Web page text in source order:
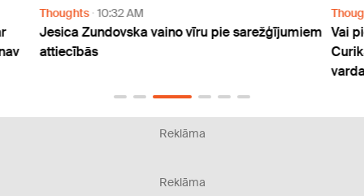
Thoughts 10:32 AM
Jesica Zundovska vaino vīru pie sarežģījumiem
attiecībās
Vai
Reklāma
Reklāma